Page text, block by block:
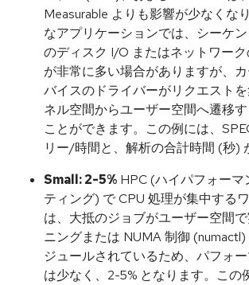
Measurable よりも影響が少なくな
なアプリケーションでは、シーケ
のディスク I/O またはネットワー
が非常に多い場合がありますが、
バイスのドライバーがリクエスト
ネル空間からユーザー空間へ遷移
ことができます。この例には、
リー/時間と、解析の合計時間 (秒)
Small: 2-5% HPC (ハイパフォーマ
ティング) で CPU 処理が集中する
は、大抵のジョブがユーザー空間
ニングまたは NUMA 制御
ジュールされているため、パフォ
は少なく、2-5% となります。この